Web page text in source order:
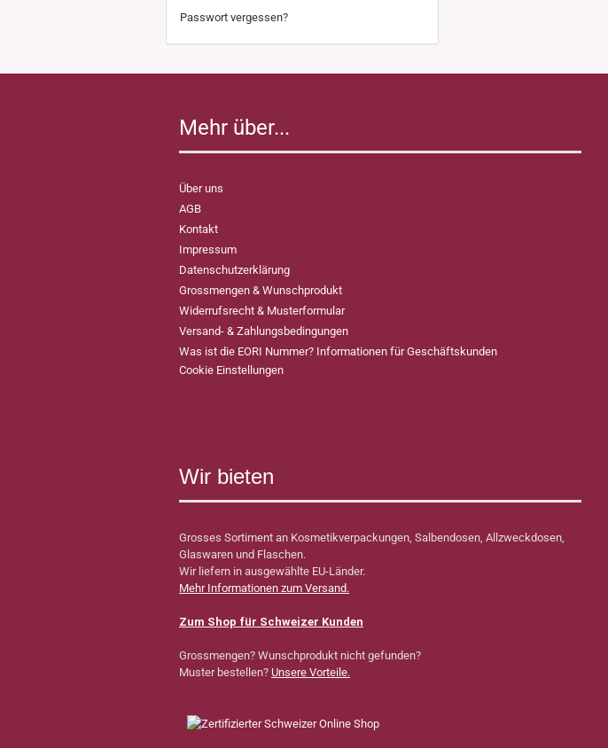
Passwort vergessen?
Mehr über...
Über uns
AGB
Kontakt
Impressum
Datenschutzerklärung
Grossmengen & Wunschprodukt
Widerrufsrecht & Musterformular
Versand- & Zahlungsbedingungen
Was ist die EORI Nummer? Informationen für Geschäftskunden
Cookie Einstellungen
Wir bieten
Grosses Sortiment an Kosmetikverpackungen, Salbendosen, Allzweckdosen,
Glaswaren und Flaschen.
Wir liefern in ausgewählte EU-Länder.
Mehr Informationen zum Versand.
Zum Shop für Schweizer Kunden
Grossmengen? Wunschprodukt nicht gefunden?
Muster bestellen? Unsere Vorteile.